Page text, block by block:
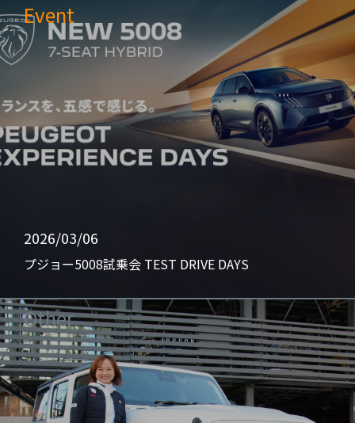
Event
2026/03/06
プジョー5008試乗会 TEST DRIVE DAYS
Other